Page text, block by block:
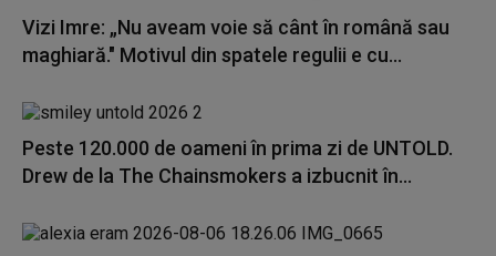
Vizi Imre: „Nu aveam voie să cânt în română sau
maghiară." Motivul din spatele regulii e cu...
Peste 120.000 de oameni în prima zi de UNTOLD.
Drew de la The Chainsmokers a izbucnit în...